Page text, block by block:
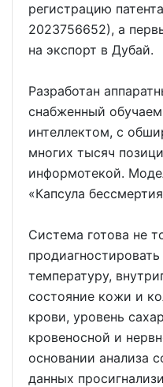
регистрацию
2023756652), а
на экспорт в Дубай.
Разработан
снабженный
интеллектом, с
многих тысяч
информотекой.
«Капсула
Система готова не
температуру,
состояние кожи и
крови, уровень
кровеносной и
основании анализа
данных